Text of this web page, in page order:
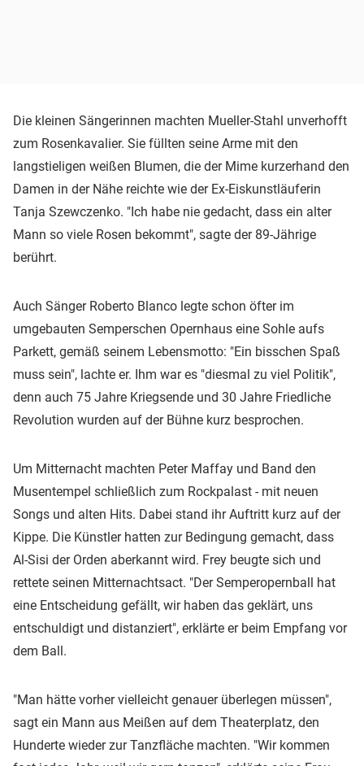
Die kleinen Sängerinnen machten Mueller-Stahl unverhofft
zum Rosenkavalier. Sie füllten seine Arme mit den
langstieligen weißen Blumen, die der Mime kurzerhand den
Damen in der Nähe reichte wie der Ex-Eiskunstläuferin
Tanja Szewczenko. "Ich habe nie gedacht, dass ein alter
Mann so viele Rosen bekommt", sagte der 89-Jährige
berührt.
Auch Sänger Roberto Blanco legte schon öfter im
umgebauten Semperschen Opernhaus eine Sohle aufs
Parkett, gemäß seinem Lebensmotto: "Ein bisschen Spaß
muss sein", lachte er. Ihm war es "diesmal zu viel Politik",
denn auch 75 Jahre Kriegsende und 30 Jahre Friedliche
Revolution wurden auf der Bühne kurz besprochen.
Um Mitternacht machten Peter Maffay und Band den
Musentempel schließlich zum Rockpalast - mit neuen
Songs und alten Hits. Dabei stand ihr Auftritt kurz auf der
Kippe. Die Künstler hatten zur Bedingung gemacht, dass
Al-Sisi der Orden aberkannt wird. Frey beugte sich und
rettete seinen Mitternachtsact. "Der Semperopernball hat
eine Entscheidung gefällt, wir haben das geklärt, uns
entschuldigt und distanziert", erklärte er beim Empfang vor
dem Ball.
"Man hätte vorher vielleicht genauer überlegen müssen",
sagt ein Mann aus Meißen auf dem Theaterplatz, den
Hunderte wieder zur Tanzfläche machten. "Wir kommen